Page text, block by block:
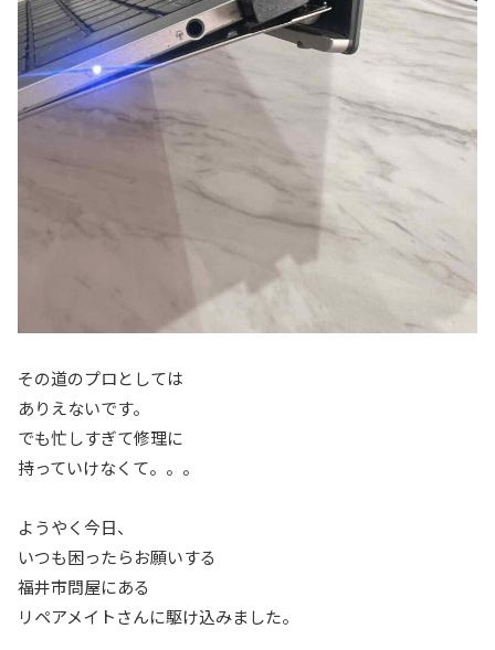
その道のプロとしては
ありえないです。
でも忙しすぎて修理に
持っていけなくて。。。
ようやく今日、
いつも困ったらお願いする
福井市問屋にある
リペアメイトさんに駆け込みました。